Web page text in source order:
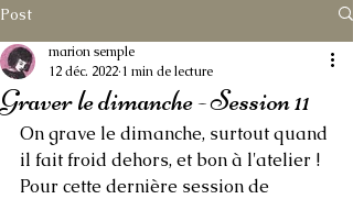
Post
Graver le dimanche - Session 11
marion semple
12 déc. 2022 1 min de lecture
On grave le dimanche, surtout quand
il fait froid dehors, et bon à l'atelier !
Pour cette dernière session de